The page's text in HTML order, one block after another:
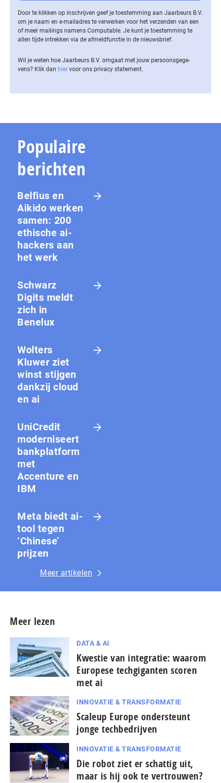
Door te klikken op inschrijven geef je toestemming aan Jaarbeurs B.V.
om je naam en e-mailadres te verwerken voor het verzenden van een
of meer mailings namens Computable. Je kunt je toestemming te
allen tijde intrekken via de af­meld­func­tie in de nieuwsbrief.
Wil je weten hoe Jaarbeurs B.V. omgaat met jouw per­soons­ge­ge­
vens? Klik dan hier voor ons privacy statement.
Populaire
berichten
Belfius en
Aikido werken
samen: 200
ethische ai-
hackers aan
het werk
Schwarz
Digits meldt
zich in
Benelux
Wolters
Kluwer ziet
winst stijgen
dankzij cloud
en ai
UniCredit
moderniseert
bankplatform
met
Accenture en
IBM
Meta biedt ai-
tool tegen
‘Chinese’
prijzen
Meer artikelen
Meer lezen
DATA & AI
Kwestie van integratie: waarom
Europese techgiganten scoren
met ai
INNOVATIE & TRANSFORMATIE
Scaleup Europe ondersteunt
jonge techbedrijven
INNOVATIE & TRANSFORMATIE
Die robot ziet er schattig uit,
maar is hij ook te vertrouwen?